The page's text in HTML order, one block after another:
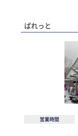
ぱれっと
営業時間